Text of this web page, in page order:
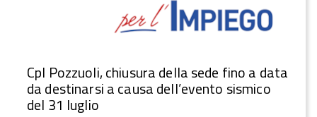
CpI Pozzuoli, chiusura della sede fino a data
da destinarsi a causa dell’evento sismico
del 31 luglio